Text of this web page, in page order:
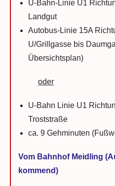
U-Bahn-Linie U1
Landgut
Autobus-Linie 15A
U/Grillgasse bis
Übersichtsplan)
oder
U-Bahn Linie U1
Troststraße
ca. 9 Gehminuten
Vom Bahnhof Meidling
kommend)